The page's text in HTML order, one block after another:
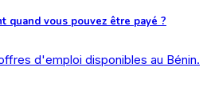
quand vous pouvez être payé ?